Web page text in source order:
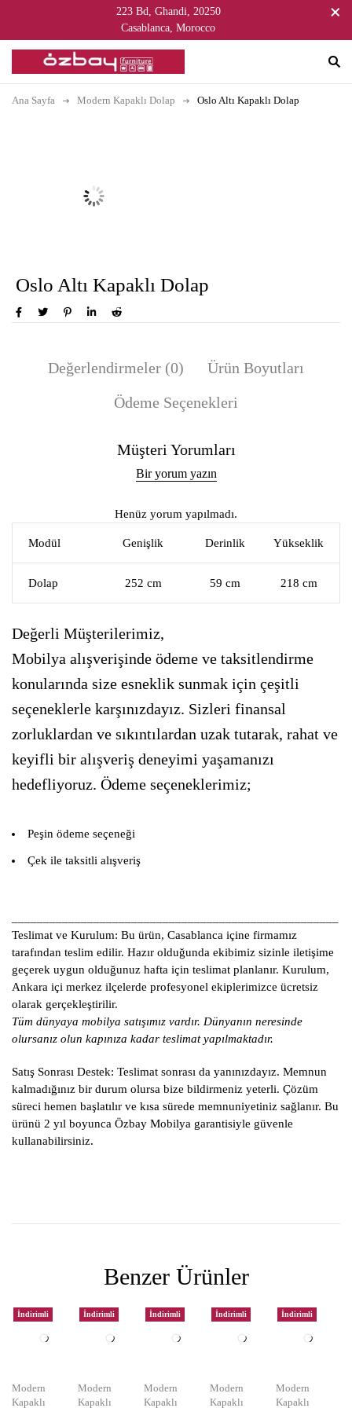
223 Bd, Ghandi, 20250
Casablanca, Morocco
Ana Sayfa Modern Kapaklı Dolap Oslo Altı Kapaklı Dolap
Oslo Altı Kapaklı Dolap
Değerlendirmeler (0)
Ürün Boyutları
Ödeme Seçenekleri
Müşteri Yorumları
Bir yorum yazın
Henüz yorum yapılmadı.
Modül Genişlik Derinlik Yükseklik
Dolap 252 cm 59 cm 218 cm
Değerli Müşterilerimiz,
Mobilya alışverişinde ödeme ve taksitlendirme
konularında size esneklik sunmak için çeşitli
seçeneklerle karşınızdayız. Sizleri finansal
zorluklardan ve sıkıntılardan uzak tutarak, rahat ve
keyifli bir alışveriş deneyimi yaşamanızı
hedefliyoruz. Ödeme seçeneklerimiz;
Peşin ödeme seçeneği
Çek ile taksitli alışveriş
Teslimat ve Kurulum: Bu ürün, Casablanca içine firmamız
tarafından teslim edilir. Hazır olduğunda ekibimiz sizinle iletişime
geçerek uygun olduğunuz hafta için teslimat planlanır. Kurulum,
Ankara içi merkez ilçelerde profesyonel ekiplerimizce ücretsiz
olarak gerçekleştirilir.
Tüm dünyaya mobilya satışımız vardır. Dünyanın neresinde
olursanız olun kapınıza kadar teslimat yapılmaktadır.
Satış Sonrası Destek: Teslimat sonrası da yanınızdayız. Memnun
kalmadığınız bir durum olursa bize bildirmeniz yeterli. Çözüm
süreci hemen başlatılır ve kısa sürede memnuniyetiniz sağlanır. Bu
ürünü 2 yıl boyunca Özbay Mobilya garantisiyle güvenle
kullanabilirsiniz.
Benzer Ürünler
İndirimli
Modern
Kapaklı
İndirimli
Modern
Kapaklı
İndirimli
Modern
Kapaklı
İndirimli
Modern
Kapaklı
İndirimli
Modern
Kapaklı